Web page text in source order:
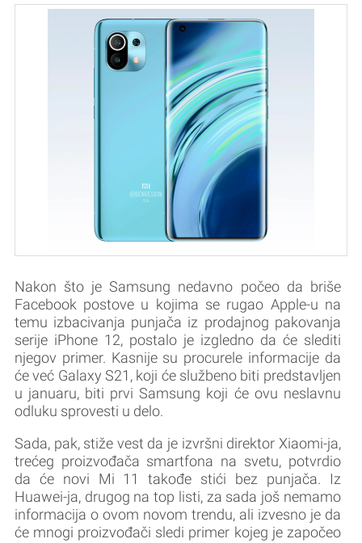
Nakon što je Samsung nedavno počeo da briše
Facebook postove u kojima se rugao Apple-u na
temu izbacivanja punjača iz prodajnog pakovanja
serije iPhone 12, postalo je izgledno da će slediti
njegov primer. Kasnije su procurele informacije da
će već Galaxy S21, koji će službeno biti predstavljen
u januaru, biti prvi Samsung koji će ovu neslavnu
odluku sprovesti u delo.
Sada, pak, stiže vest da je izvršni direktor Xiaomi-ja,
trećeg proizvođača smartfona na svetu, potvrdio
da će novi Mi 11 takođe stići bez punjača. Iz
Huawei-ja, drugog na top listi, za sada još nemamo
informacija o ovom novom trendu, ali izvesno je da
će mnogi proizvođači sledi primer kojeg je započeo